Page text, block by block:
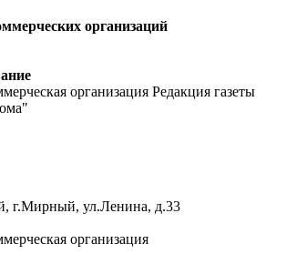
организаций
организация Редакция газеты
г.Мирный, ул.Ленина, д.33
организация